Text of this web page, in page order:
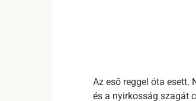
Az eső reggel óta esett.
és a nyirkosság szagát